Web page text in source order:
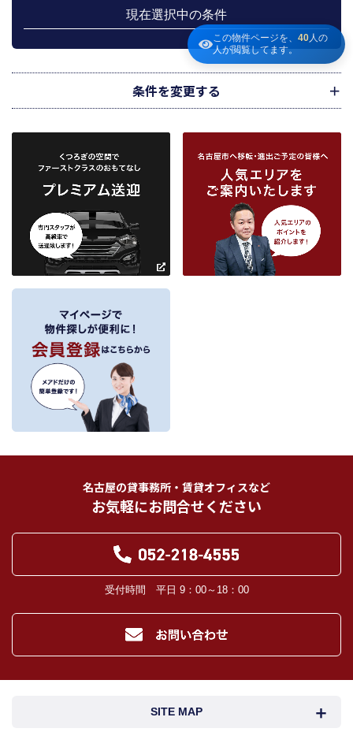
この物件ページを、 40人の
人が閲覧してます。
携先のご案内や商品の発送、関連するアフターサービス、また、管理において
のメンテナンス等の業務に関するお知らせ等に利用します。
宅地建物取引業法第49条に基づく帳簿及びその資料として保管します。
不動産の売買、賃貸等に関する価格査定に利用します。価格査定に用いた成約
介の依頼者に提供することがあります。
下記３記載の第三者に提供します。
物件の申込者様・購入者様管理もしくは媒介の委託を受けた不動産の所有者そ
の他権利者様から受領した申込書、契約書等に記載された個人情報、その他適
正な手段で入手した個人情報を有しています。
お客様との契約の履行、賃貸取引にあっては契約管理、売買取引にあっては契
約後の管理・アフターサービス実施のため利用します。
当社は、当社の他の不動産物件におけるサービスの紹介並びにお客様にとって
有用と思われる当社提携先の商品・サービス等を紹介するためのダイレクトメ
ールの発送等のために、お宮様の個人情報のうち住所、氏名、電話番号、メー
ルアドレスの情報を利用させていただきます。このための利用は、お客様から
の申し出により取り止めます。
３．個人情報の第三者への提供
当社が保有する個人情報は、お客様との契約の履行、賃貸取引にあっては契約管
理、売買取引にあっては契約後の管理・アフターサービスの実施のため、業務の
内容に応じて、氏名、住所、電話番号、生年月日、不動産物件情報、成約情報
を、書面、郵便物、電話、インターネット、電子メール、広告媒体等で次の 1.～
11.記載の第三者に提供されます。なお、お客様からの申出がありましたら、提供
は停止いたします。
お客様から委託を受けた事項についての契約の相手方となる者、その見込者。
他の宅地建物取引業者。
取引業者に義務付けられます。）
登記に関する司法書士、土地家屋調査士。
対象不動産について管理の必要がある場合における管理業者。
当社の管理が生じる場合は、管理委託契約の重要事項説明書に定める業務委託
先及び管理費引き落としの際の振込先金融機関、管理組合役員。
入居者様が賃料を滞納した場合の滞納取立者。
当社のデータベース等に対する必要な安全管理措置を実施いたします。
当社が保有する個人データの扱いの全部又は一部について外部委託をするとき
現在選択中の条件
条件を変更する
市区町村 地図
から検索
フリーワード検索
名古屋の貸事務所・賃貸オフィスなど
お気軽にお問合せください
受付時間 平日 9：00～18：00
SITE MAP